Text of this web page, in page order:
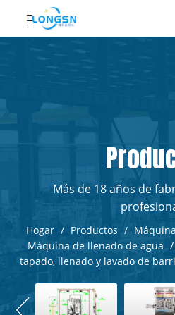
Más de 18 años de
Hogar / Productos /
Máquina de llenado de agua /
tapado, llenado y lavado de